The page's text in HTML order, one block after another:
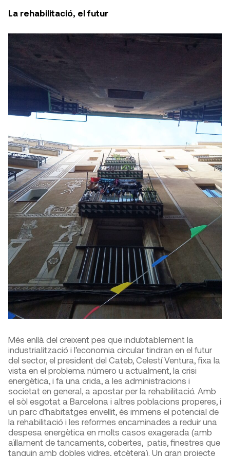
La rehabilitació, el futur
Més enllà del creixent pes que indubtablement la
industrialització i l’economia circular tindran en el futur
del sector, el president del Cateb, Celestí Ventura, fixa la
vista en el problema número u actualment, la crisi
energètica, i fa una crida, a les administracions i
societat en general, a apostar per la rehabilitació. Amb
el sòl esgotat a Barcelona i altres poblacions properes, i
un parc d’habitatges envellit, és immens el potencial de
la rehabilitació i les reformes encaminades a reduir una
despesa energètica en molts casos exagerada (amb
aïllament de tancaments, cobertes, patis, finestres que
tanquin amb dobles vidres, etcètera). Un gran projecte